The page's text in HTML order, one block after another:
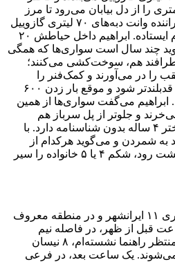
مسیر ۳۷۰ کیلومتری را از دل بیابان می‌رود تا مرز
پیرکور. ابراهیم، همانی که به راننده وانت دبه‌های ۷۰ لیتری گازوییل
فروخته بود، آمده و کنار اسلام ایستاده. ابراهیم داخل حیاطش ۲۰
و می‌گوید چند سال است سواری‌ها که همگی
اطرافند هم، سوخت‌کشی می‌کنند؛
را در می‌آورند و کمک‌فنر را
دستکاری می‌کنند که ماشین، قدبلندتر شود و موقع بار زدن ۶۰۰
ابراهیم می‌گفت سواری‌ها از همین
و جلوتر از پل سرباز هم
نمی‌توانند بروند. ابراهیم یک دختر ۴ ساله بدون شناسنامه دارد. با
شمردن و می‌گوید هرکدام از
مندی‌های کمربندی و فرعی پشت رود، شکم ۴ یا ۵ خانواده را سیر
هتل محل اقامتم، نزدیک کلانتری ۱۱ ایرانشهر و در منطقه معروف
قبل از ظهر، در فاصله نیم
ساعتی که در سرسرای هتل منتظر راهنما نشسته‌ام، ۸ نیسان
یک ساعت بعد، در فرعی